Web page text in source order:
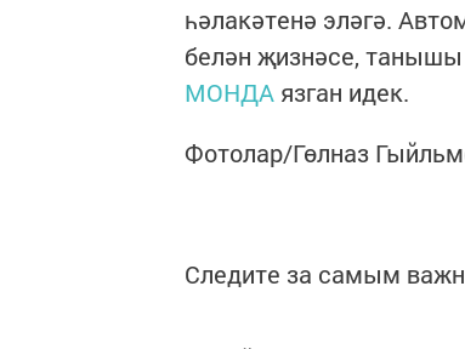
һәлакәтенә эләгә.
белән җизнәсе, танышы
МОНДА язган идек.
Фотолар/Гөлназ
Следите за самым